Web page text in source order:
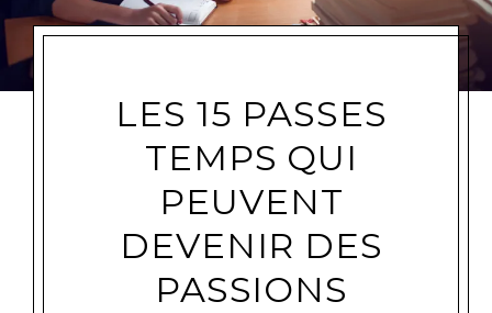
LES 15 PASSES
TEMPS QUI
PEUVENT
DEVENIR DES
PASSIONS